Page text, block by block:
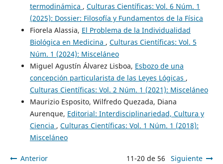
termodinámica , Culturas Científicas: Vol. 6 Núm. 1
(2025): Dossier: Filosofía y Fundamentos de la Física
Fiorela Alassia, El Problema de la Individualidad
Biológica en Medicina , Culturas Científicas: Vol. 5
Núm. 1 (2024): Misceláneo
Miguel Agustín Álvarez Lisboa, Esbozo de una
concepción particularista de las Leyes Lógicas ,
Culturas Científicas: Vol. 2 Núm. 1 (2021): Misceláneo
Maurizio Esposito, Wilfredo Quezada, Diana
Aurenque, Editorial: Interdisciplinariedad, Cultura y
Ciencia , Culturas Científicas: Vol. 1 Núm. 1 (2018):
Misceláneo
Anterior 11-20 de 56 Siguiente